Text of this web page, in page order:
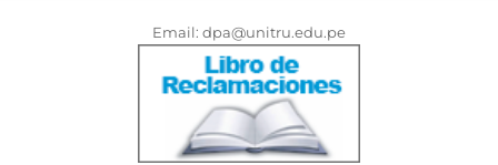
Email: dpa@unitru.edu.pe